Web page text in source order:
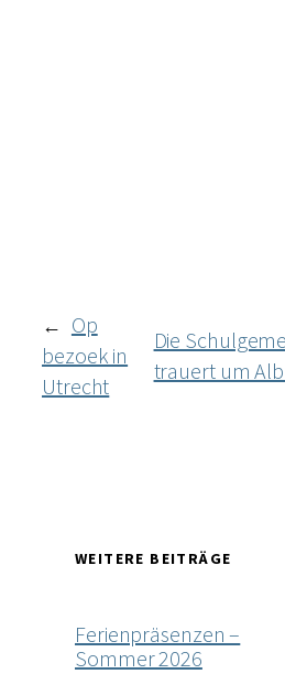
← Op
bezoek in
Utrecht
Die
trauert um
WEITERE BEITRÄGE
Ferienpräsenzen –
Sommer 2026